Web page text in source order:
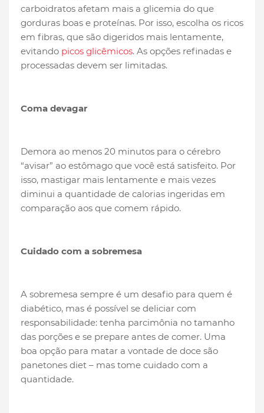
carboidratos afetam mais a glicemia do que
gorduras boas e proteínas. Por isso, escolha os ricos
em fibras, que são digeridos mais lentamente,
evitando picos glicêmicos. As opções refinadas e
processadas devem ser limitadas.
Coma devagar
Demora ao menos 20 minutos para o cérebro
“avisar” ao estômago que você está satisfeito. Por
isso, mastigar mais lentamente e mais vezes
diminui a quantidade de calorias ingeridas em
comparação aos que comem rápido.
Cuidado com a sobremesa
A sobremesa sempre é um desafio para quem é
diabético, mas é possível se deliciar com
responsabilidade: tenha parcimônia no tamanho
das porções e se prepare antes de comer. Uma
boa opção para matar a vontade de doce são
panetones diet – mas tome cuidado com a
quantidade.